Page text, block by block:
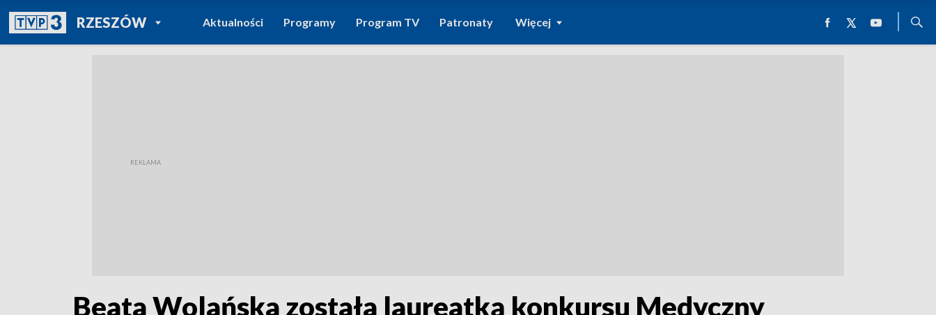
RZESZÓWPOWRÓT DO
TVP REGIONY
Aktualności Programy Program TV Patronaty Więcej
Beata Wolańska została laureatką konkursu Medyczny